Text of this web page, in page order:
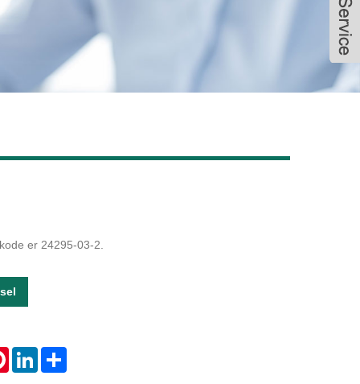
er 24295-03-2.
PinterestLinkedInShare